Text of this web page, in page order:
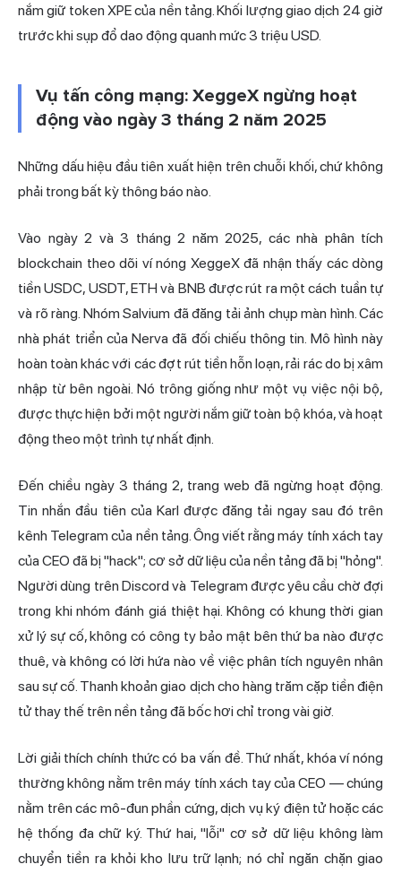
nắm giữ token XPE của nền tảng. Khối lượng giao dịch 24 giờ
trước khi sụp đổ dao động quanh mức 3 triệu USD.
Vụ tấn công mạng: XeggeX ngừng hoạt
động vào ngày 3 tháng 2 năm 2025
Những dấu hiệu đầu tiên xuất hiện trên chuỗi khối, chứ không
phải trong bất kỳ thông báo nào.
Vào ngày 2 và 3 tháng 2 năm 2025, các nhà phân tích
blockchain theo dõi ví nóng XeggeX đã nhận thấy các dòng
tiền USDC, USDT, ETH và BNB được rút ra một cách tuần tự
và rõ ràng. Nhóm Salvium đã đăng tải ảnh chụp màn hình. Các
nhà phát triển của Nerva đã đối chiếu thông tin. Mô hình này
hoàn toàn khác với các đợt rút tiền hỗn loạn, rải rác do bị xâm
nhập từ bên ngoài. Nó trông giống như một vụ việc nội bộ,
được thực hiện bởi một người nắm giữ toàn bộ khóa, và hoạt
động theo một trình tự nhất định.
Đến chiều ngày 3 tháng 2, trang web đã ngừng hoạt động.
Tin nhắn đầu tiên của Karl được đăng tải ngay sau đó trên
kênh Telegram của nền tảng. Ông viết rằng máy tính xách tay
của CEO đã bị "hack"; cơ sở dữ liệu của nền tảng đã bị "hỏng".
Người dùng trên Discord và Telegram được yêu cầu chờ đợi
trong khi nhóm đánh giá thiệt hại. Không có khung thời gian
xử lý sự cố, không có công ty bảo mật bên thứ ba nào được
thuê, và không có lời hứa nào về việc phân tích nguyên nhân
sau sự cố. Thanh khoản giao dịch cho hàng trăm cặp tiền điện
tử thay thế trên nền tảng đã bốc hơi chỉ trong vài giờ.
Lời giải thích chính thức có ba vấn đề. Thứ nhất, khóa ví nóng
thường không nằm trên máy tính xách tay của CEO — chúng
nằm trên các mô-đun phần cứng, dịch vụ ký điện tử hoặc các
hệ thống đa chữ ký. Thứ hai, "lỗi" cơ sở dữ liệu không làm
chuyển tiền ra khỏi kho lưu trữ lạnh; nó chỉ ngăn chặn giao